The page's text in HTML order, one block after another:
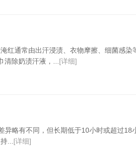
红通常由出汗浸渍、衣物摩擦、细菌感染
除奶渍汗液，... [详细]
异略有不同，但长期低于10小时或超过18
... [详细]